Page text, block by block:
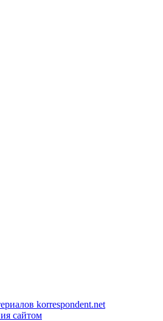
korrespondent.net
сайтом